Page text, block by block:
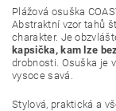
Plážová osuška
Abstraktní vzor tahů
charakter. Je
kapsička, kam lze
drobnosti. Osuška je
vysoce savá.
Stylová, praktická a